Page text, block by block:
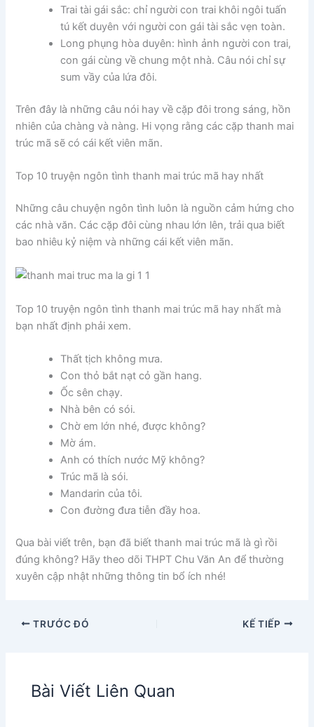
Trai tài gái sắc: chỉ người con trai khôi ngôi tuấn
tú kết duyên với người con gái tài sắc vẹn toàn.
Long phụng hòa duyên: hình ảnh người con trai,
con gái cùng về chung một nhà. Câu nói chỉ sự
sum vầy của lứa đôi.
Trên đây là những câu nói hay về cặp đôi trong sáng, hồn
nhiên của chàng và nàng. Hi vọng rằng các cặp thanh mai
trúc mã sẽ có cái kết viên mãn.
Top 10 truyện ngôn tình thanh mai trúc mã hay nhất
Những câu chuyện ngôn tình luôn là nguồn cảm hứng cho
các nhà văn. Các cặp đôi cùng nhau lớn lên, trải qua biết
bao nhiêu kỷ niệm và những cái kết viên mãn.
Top 10 truyện ngôn tình thanh mai trúc mã hay nhất mà
bạn nhất định phải xem.
Thất tịch không mưa.
Con thỏ bắt nạt cỏ gần hang.
Ốc sên chạy.
Nhà bên có sói.
Chờ em lớn nhé, được không?
Mờ ám.
Anh có thích nước Mỹ không?
Trúc mã là sói.
Mandarin của tôi.
Con đường đưa tiễn đầy hoa.
Qua bài viết trên, bạn đã biết thanh mai trúc mã là gì rồi
đúng không? Hãy theo dõi THPT Chu Văn An để thường
xuyên cập nhật những thông tin bổ ích nhé!
TRƯỚC ĐÓ KẾ TIẾP
Bài Viết Liên Quan